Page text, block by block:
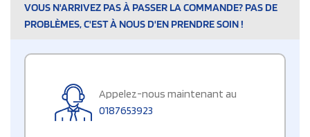
VOUS N'ARRIVEZ PAS À PASSER LA COMMANDE? PAS DE
PROBLÈMES, C'EST À NOUS D'EN PRENDRE SOIN !
Appelez-nous maintenant au
0187653923